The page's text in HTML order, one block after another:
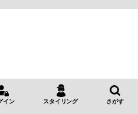
イン スタイリング さがす